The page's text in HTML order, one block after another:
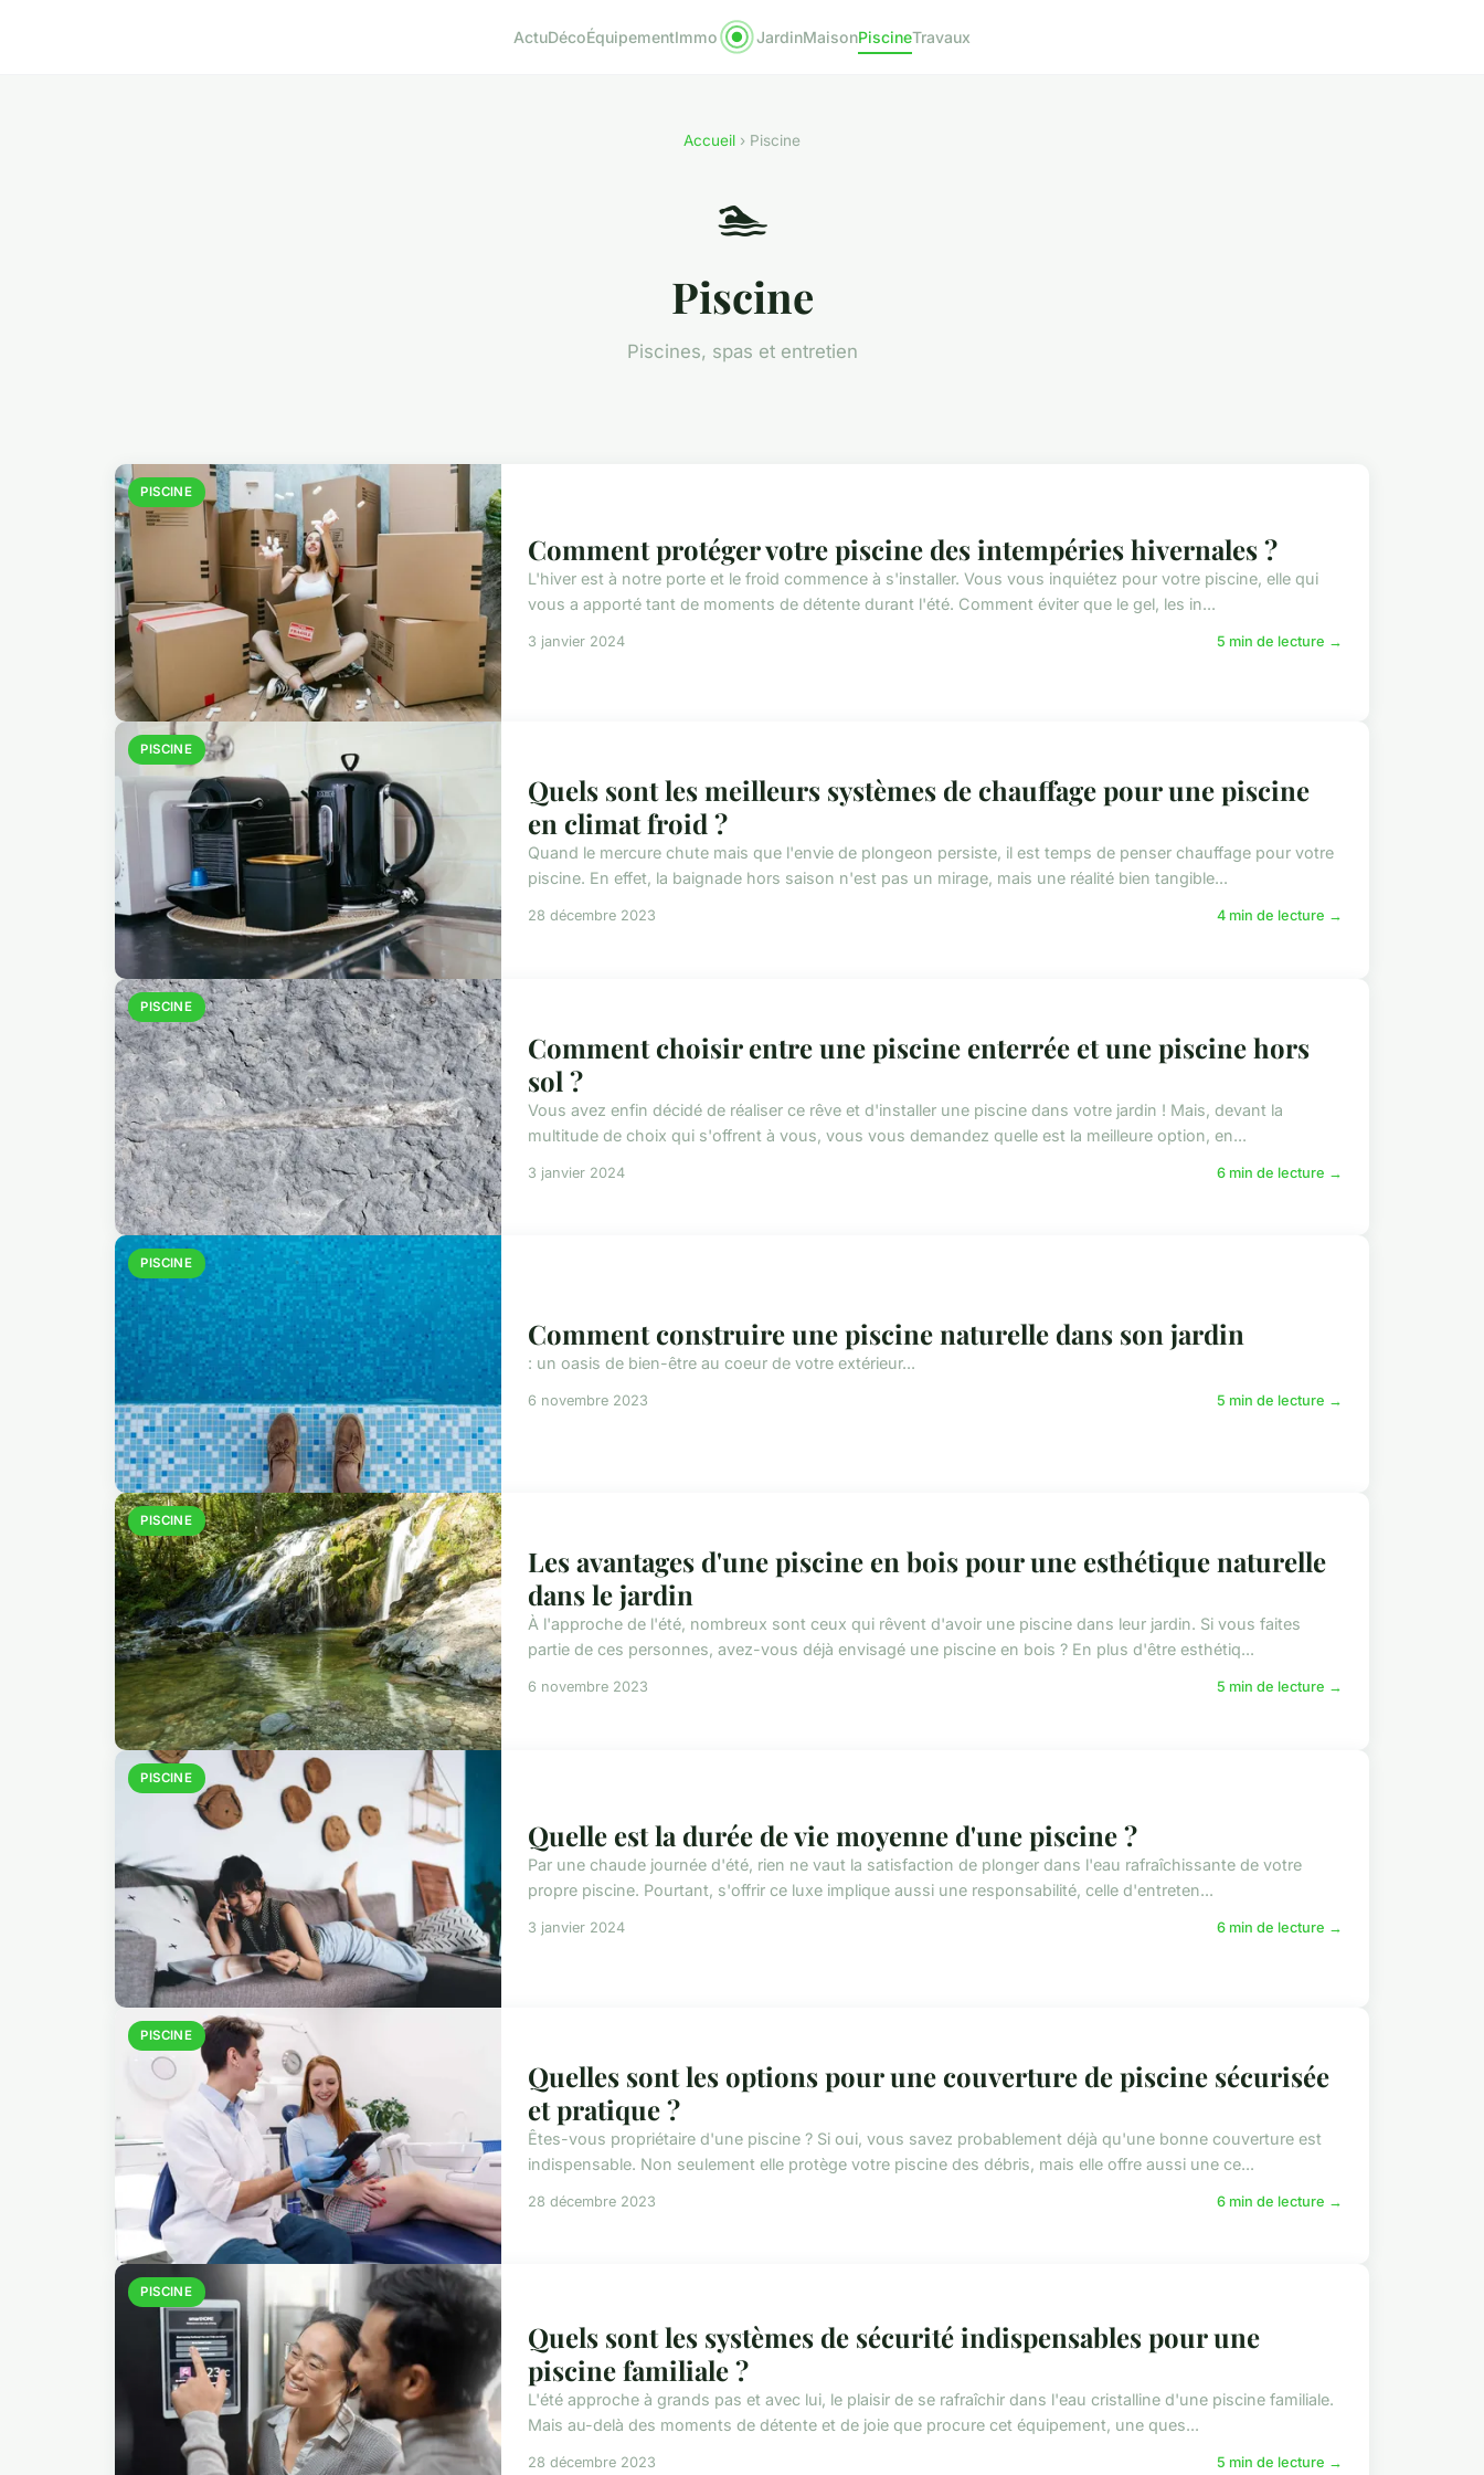
ActuDécoÉquipementImmo JardinMaisonPiscineTravaux
Accueil › Piscine
🏊
Piscine
Piscines, spas et entretien
PISCINE
Comment protéger votre piscine des intempéries hivernales ?
L'hiver est à notre porte et le froid commence à s'installer. Vous vous inquiétez pour votre piscine, elle qui
vous a apporté tant de moments de détente durant l'été. Comment éviter que le gel, les in...
3 janvier 2024 5 min de lecture →
PISCINE
Quels sont les meilleurs systèmes de chauffage pour une piscine
en climat froid ?
Quand le mercure chute mais que l'envie de plongeon persiste, il est temps de penser chauffage pour votre
piscine. En effet, la baignade hors saison n'est pas un mirage, mais une réalité bien tangible...
28 décembre 2023 4 min de lecture →
PISCINE
Comment choisir entre une piscine enterrée et une piscine hors
sol ?
Vous avez enfin décidé de réaliser ce rêve et d'installer une piscine dans votre jardin ! Mais, devant la
multitude de choix qui s'offrent à vous, vous vous demandez quelle est la meilleure option, en...
3 janvier 2024 6 min de lecture →
PISCINE
Comment construire une piscine naturelle dans son jardin
: un oasis de bien-être au coeur de votre extérieur...
6 novembre 2023 5 min de lecture →
PISCINE
Les avantages d'une piscine en bois pour une esthétique naturelle
dans le jardin
À l'approche de l'été, nombreux sont ceux qui rêvent d'avoir une piscine dans leur jardin. Si vous faites
partie de ces personnes, avez-vous déjà envisagé une piscine en bois ? En plus d'être esthétiq...
6 novembre 2023 5 min de lecture →
PISCINE
Quelle est la durée de vie moyenne d'une piscine ?
Par une chaude journée d'été, rien ne vaut la satisfaction de plonger dans l'eau rafraîchissante de votre
propre piscine. Pourtant, s'offrir ce luxe implique aussi une responsabilité, celle d'entreten...
3 janvier 2024 6 min de lecture →
PISCINE
Quelles sont les options pour une couverture de piscine sécurisée
et pratique ?
Êtes-vous propriétaire d'une piscine ? Si oui, vous savez probablement déjà qu'une bonne couverture est
indispensable. Non seulement elle protège votre piscine des débris, mais elle offre aussi une ce...
28 décembre 2023 6 min de lecture →
PISCINE
Quels sont les systèmes de sécurité indispensables pour une
piscine familiale ?
L'été approche à grands pas et avec lui, le plaisir de se rafraîchir dans l'eau cristalline d'une piscine familiale.
Mais au-delà des moments de détente et de joie que procure cet équipement, une ques...
28 décembre 2023 5 min de lecture →